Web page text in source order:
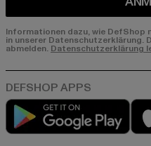
Informationen dazu, wie DefShop
in unserer Datenschutzerklärung.
abmelden. Datenschutzerklärung